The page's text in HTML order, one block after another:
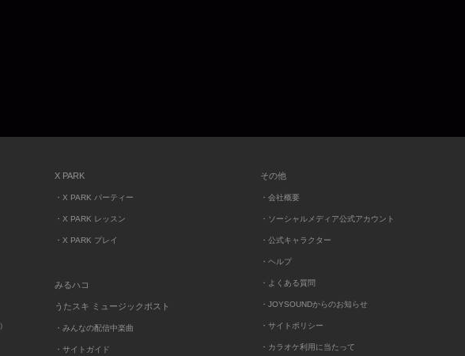
X PARK
・X PARK パーティー
・X PARK レッスン
・X PARK プレイ
みるハコ
うたスキ ミュージックポスト
・みんなの配信中楽曲
・サイトガイド
その他
・会社概要
・ソーシャルメディア公式アカウント
・公式キャラクター
・ヘルプ
・よくある質問
・JOYSOUNDからのお知らせ
・サイトポリシー
・カラオケ利用に当たって